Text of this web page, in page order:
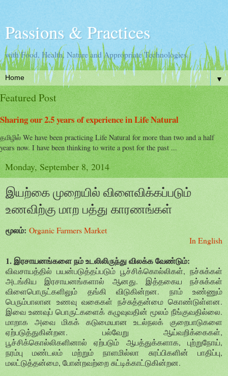
Passions & Practices
with Food, Health, Nature and Appropriate Technologies.
▼
Featured Post
Sharing our 2.5 years of experience in Life Natural
தமிழில் We have been practicing Life Natural for more than two and a half
years now. I have been thinking to write a post for the past ...
Monday, September 8, 2014
இயற்கை முறையில் விளைவிக்கப்படும்
உணவிற்கு மாற பத்து காரணங்கள்
மூலம்: Organic Farmers Market
In English
1. இரசாயனங்களை நம் உடலிலிருந்து விலக்க வேண்டும்:
விவசாயத்தில் பயன்படுத்தப்படும் பூச்சிக்கொல்லிகள், நச்சுக்கள்
அடங்கிய இரசாயனங்களால் ஆனது. இத்தகைய நச்சுக்கள்
விளைபொருட்களிலும் தங்கி விடுகின்றன. நாம் உண்ணும்
பெரும்பாலான உணவு வகைகள் நச்சுத்தன்மை கொண்டுள்ளன.
இவை உணவுப் பொருட்களைக் கழுவுவதின் மூலம் நீங்குவதில்லை.
மாறாக அவை மிகக் கடுமையான உடல்நலக் குறைபாடுகளை
ஏற்படுத்துகின்றன. பல்வேறு ஆய்வறிக்கைகள்,
பூச்சிக்கொல்லிகளினால் ஏற்படும் ஆபத்துக்களாக, புற்றுநோய்,
நரம்பு மண்டலம் மற்றும் நாளமில்லா சுரப்பிகளின் பாதிப்பு,
மலட்டுத்தன்மை, போன்றவற்றை சுட்டிக்காட்டுகின்றன.